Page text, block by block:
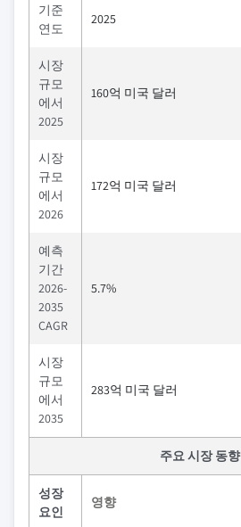
기준
연도
2025
시장
규모
에서
2025
160억 미국 달러
시장
규모
에서
2026
172억 미국 달러
예측
기간
2026-
2035
CAGR
5.7%
시장
규모
에서
2035
283억 미국 달러
주요 시장 동향
성장
요인
영향